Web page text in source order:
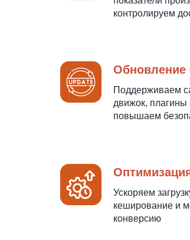
контролируем
Обновление
Поддерживаем
движок,
повышаем
Ускоряем
кеширование и
конверсию